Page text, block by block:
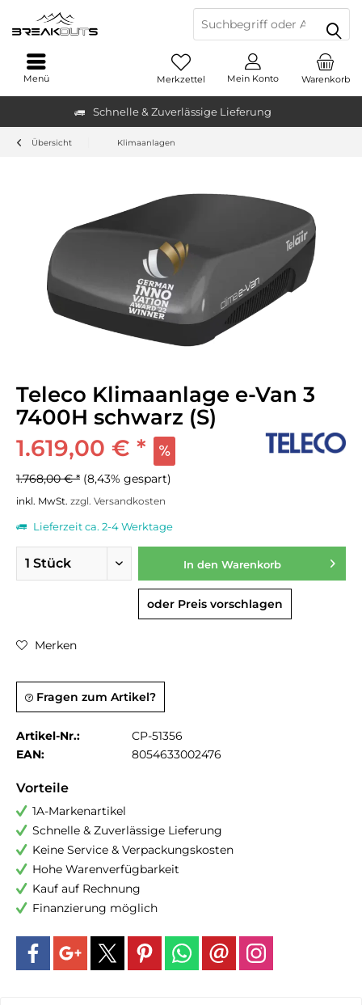
Schnelle & Zuverlässige Lieferung
Warenkorb
Merkzettel Mein Konto
Menü
Übersicht Klimaanlagen
Teleco Klimaanlage e-Van 3
7400H schwarz (S)
1.619,00 € *
1.768,00 € * (8,43% gespart)
inkl. MwSt. zzgl. Versandkosten
Lieferzeit ca. 2-4 Werktage
In den Warenkorb
oder Preis vorschlagen
Merken
Fragen zum Artikel?
Artikel-Nr.:
CP-51356
EAN:
8054633002476
Vorteile
1A-Markenartikel
Schnelle & Zuverlässige Lieferung
Keine Service & Verpackungskosten
Hohe Warenverfügbarkeit
Kauf auf Rechnung
Finanzierung möglich